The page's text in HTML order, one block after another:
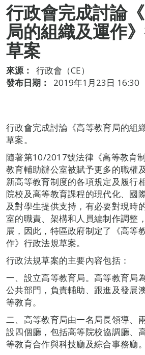
行政會完成討論
局的組織及運作
草案
來源：
行政會（CE）
發布日期：
2019年1月23日 16:30
行政會完成討論《高等教育局的組
草案。
隨著第10/2017號法律《高等教育
教育輔助辦公室被賦予更多的職權
新高等教育制度的各項規定及履行
院校及高等教育課程的現代化、國
及對學生提供支持，有必要對現時
室的職責、架構和人員編制作調整
展，因此，特區政府制定了《高等
作》行政法規草案。
行政法規草案的主要內容包括：
一、設立高等教育局。高等教育局
公共部門，負責輔助、跟進及發展
等教育。
二、高等教育局由一名局長領導、
設四個廳，包括高等院校協調廳、
等教育合作與科技廳及綜合事務廳。